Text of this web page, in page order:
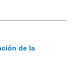
de la